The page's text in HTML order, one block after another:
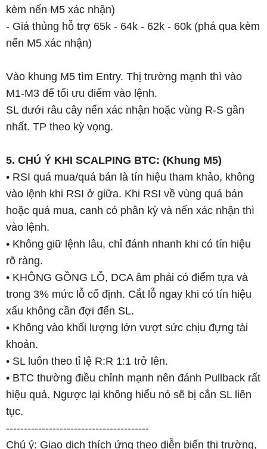
kèm nến M5 xác nhận)
- Giá thủng hỗ trợ 65k - 64k - 62k - 60k (phá qua kèm
nến M5 xác nhận)
Vào khung M5 tìm Entry. Thị trường mạnh thì vào
M1-M3 để tối ưu điểm vào lệnh.
SL dưới râu cây nến xác nhận hoặc vùng R-S gần
nhất. TP theo kỳ vọng.
5. CHÚ Ý KHI SCALPING BTC: (Khung M5)
• RSI quá mua/quá bán là tín hiệu tham khảo, không
vào lệnh khi RSI ở giữa. Khi RSI về vùng quá bán
hoặc quá mua, canh có phân kỳ và nến xác nhận thì
vào lệnh.
• Không giữ lệnh lâu, chỉ đánh nhanh khi có tín hiệu
rõ ràng.
• KHÔNG GỒNG LỖ, DCA âm phải có điểm tựa và
trong 3% mức lỗ cố định. Cắt lỗ ngay khi có tín hiệu
xấu không cần đợi đến SL.
• Không vào khối lượng lớn vượt sức chịu đựng tài
khoản.
• SL luôn theo tỉ lệ R:R 1:1 trở lên.
• BTC thường điều chỉnh mạnh nên đánh Pullback rất
hiệu quả. Ngược lại không hiểu nó sẽ bị cắn SL liên
tục.
----------------------------------------
Chú ý: Giao dịch thích ứng theo diễn biến thị trường,